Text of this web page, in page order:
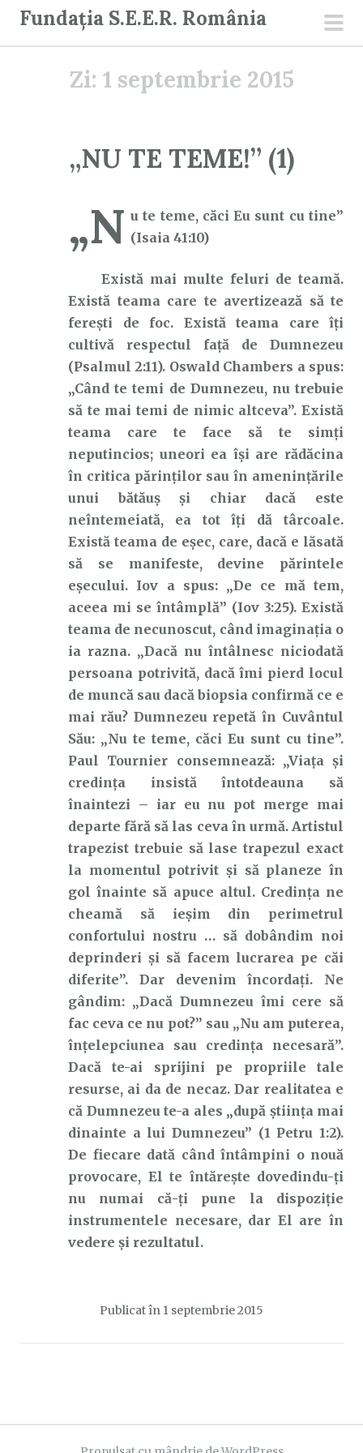
Fundația S.E.E.R. România
Zi: 1 septembrie 2015
„NU TE TEME!” (1)
„N u te teme, căci Eu sunt cu tine”
(Isaia 41:10)
Există mai multe feluri de teamă.
Există teama care te avertizează să te
ferești de foc. Există teama care îți
cultivă respectul față de Dumnezeu
(Psalmul 2:11). Oswald Chambers a spus:
„Când te temi de Dumnezeu, nu trebuie
să te mai temi de nimic altceva”. Există
teama care te face să te simți
neputincios; uneori ea își are rădăcina
în critica părinților sau în amenințările
unui bătăuș și chiar dacă este
neîntemeiată, ea tot îți dă târcoale.
Există teama de eșec, care, dacă e lăsată
să se manifeste, devine părintele
eșecului. Iov a spus: „De ce mă tem,
aceea mi se întâmplă” (Iov 3:25). Există
teama de necunoscut, când imaginația o
ia razna. „Dacă nu întâlnesc niciodată
persoana potrivită, dacă îmi pierd locul
de muncă sau dacă biopsia confirmă ce e
mai rău? Dumnezeu repetă în Cuvântul
Său: „Nu te teme, căci Eu sunt cu tine”.
Paul Tournier consemnează: „Viața și
credința insistă întotdeauna să
înaintezi – iar eu nu pot merge mai
departe fără să las ceva în urmă. Artistul
trapezist trebuie să lase trapezul exact
la momentul potrivit și să planeze în
gol înainte să apuce altul. Credința ne
cheamă să ieșim din perimetrul
confortului nostru … să dobândim noi
deprinderi și să facem lucrarea pe căi
diferite”. Dar devenim încordați. Ne
gândim: „Dacă Dumnezeu îmi cere să
fac ceva ce nu pot?” sau „Nu am puterea,
înțelepciunea sau credința necesară”.
Dacă te-ai sprijini pe propriile tale
resurse, ai da de necaz. Dar realitatea e
că Dumnezeu te-a ales „după știința mai
dinainte a lui Dumnezeu” (1 Petru 1:2).
De fiecare dată când întâmpini o nouă
provocare, El te întărește dovedindu-ți
nu numai că-ți pune la dispoziție
instrumentele necesare, dar El are în
vedere și rezultatul.
Publicat în 1 septembrie 2015